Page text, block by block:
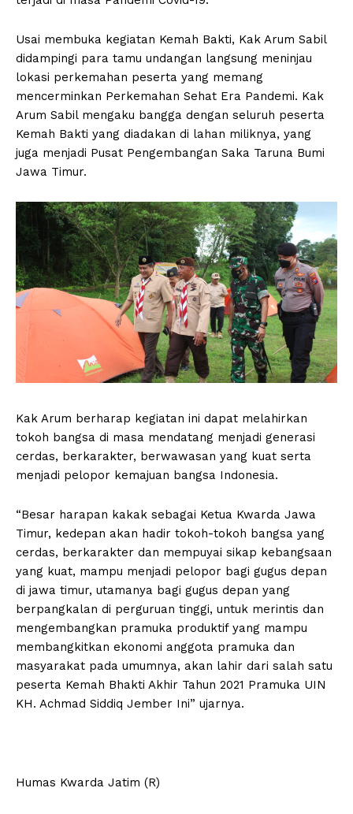
Usai membuka kegiatan Kemah Bakti, Kak Arum Sabil
didampingi para tamu undangan langsung meninjau
lokasi perkemahan peserta yang memang
mencerminkan Perkemahan Sehat Era Pandemi. Kak
Arum Sabil mengaku bangga dengan seluruh peserta
Kemah Bakti yang diadakan di lahan miliknya, yang
juga menjadi Pusat Pengembangan Saka Taruna Bumi
Jawa Timur.
Kak Arum berharap kegiatan ini dapat melahirkan
tokoh bangsa di masa mendatang menjadi generasi
cerdas, berkarakter, berwawasan yang kuat serta
menjadi pelopor kemajuan bangsa Indonesia.
“Besar harapan kakak sebagai Ketua Kwarda Jawa
Timur, kedepan akan hadir tokoh-tokoh bangsa yang
cerdas, berkarakter dan mempuyai sikap kebangsaan
yang kuat, mampu menjadi pelopor bagi gugus depan
di jawa timur, utamanya bagi gugus depan yang
berpangkalan di perguruan tinggi, untuk merintis dan
mengembangkan pramuka produktif yang mampu
membangkitkan ekonomi anggota pramuka dan
masyarakat pada umumnya, akan lahir dari salah satu
peserta Kemah Bhakti Akhir Tahun 2021 Pramuka UIN
KH. Achmad Siddiq Jember Ini” ujarnya.
Humas Kwarda Jatim (R)